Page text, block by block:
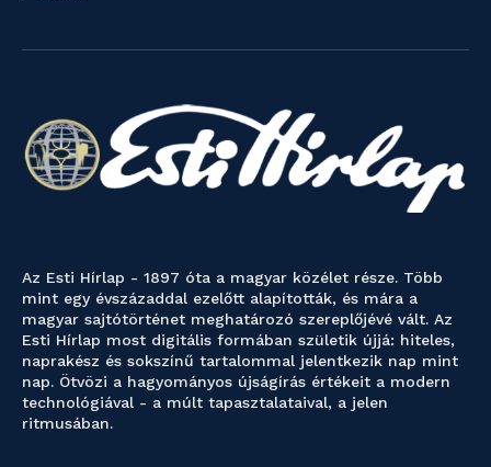
Az Esti Hírlap - 1897 óta a magyar közélet része. Több
mint egy évszázaddal ezelőtt alapították, és mára a
magyar sajtótörténet meghatározó szereplőjévé vált. Az
Esti Hírlap most digitális formában születik újjá: hiteles,
naprakész és sokszínű tartalommal jelentkezik nap mint
nap. Ötvözi a hagyományos újságírás értékeit a modern
technológiával - a múlt tapasztalataival, a jelen
ritmusában.